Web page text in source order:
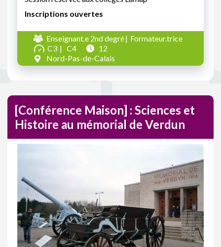
Inscriptions ouvertes
Enseignant.e 2nd degré
Formateur.trice
C3
C4
12
Nord-Pas-de-Calais
[Conférence Maison] : Sciences et
Histoire au mémorial de Verdun